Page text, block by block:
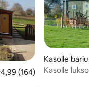
mesatar 4,99
4,99 (164)
Kasolle
n
Kasolle